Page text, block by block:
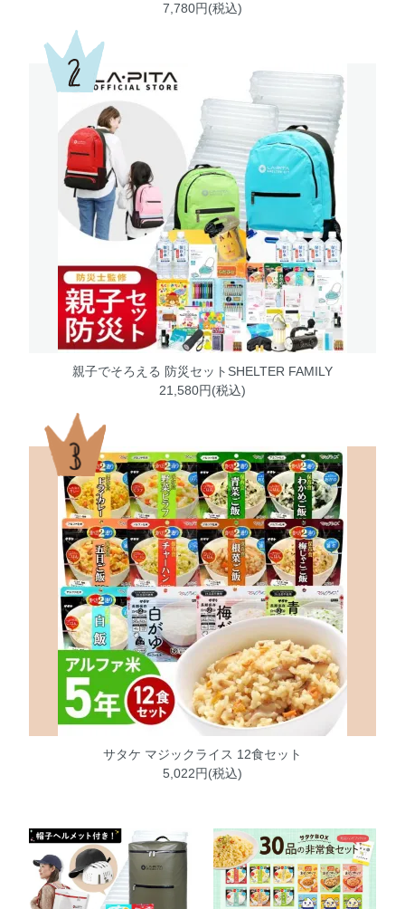
7,780円(税込)
親子でそろえる 防災セットSHELTER FAMILY
21,580円(税込)
サタケ マジックライス 12食セット
5,022円(税込)